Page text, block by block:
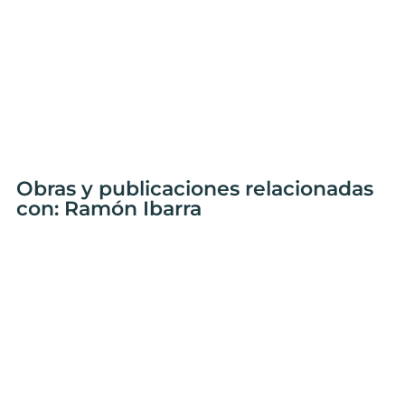
Obras y publicaciones relacionadas
con: Ramón Ibarra